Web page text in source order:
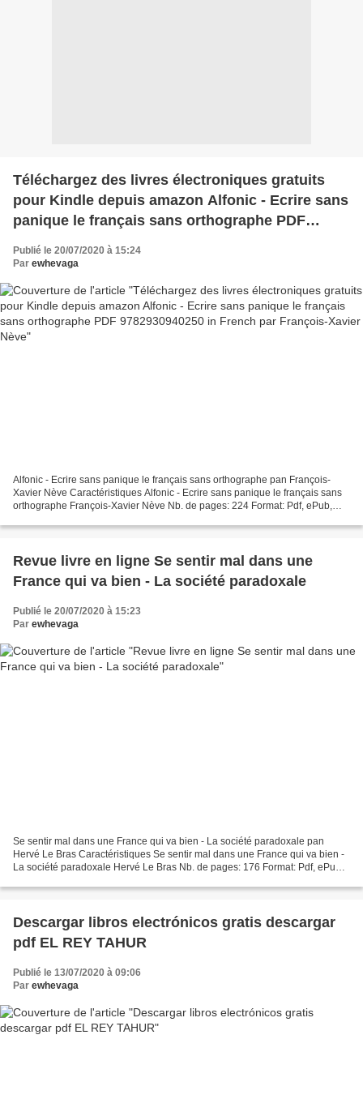
Téléchargez des livres électroniques gratuits
pour Kindle depuis amazon Alfonic - Ecrire sans
panique le français sans orthographe PDF
Nève
Publié le 20/07/2020 à 15:24
Par ewhevaga
Alfonic - Ecrire sans panique le français sans orthographe pan François-
Xavier Nève Caractéristiques Alfonic - Ecrire sans panique le français sans
orthographe François-Xavier Nève Nb. de pages: 224 Format: Pdf, ePub,
Revue livre en ligne Se sentir mal dans une
France qui va bien - La société paradoxale
Publié le 20/07/2020 à 15:23
Par ewhevaga
Se sentir mal dans une France qui va bien - La société paradoxale pan
Hervé Le Bras Caractéristiques Se sentir mal dans une France qui va bien -
La société paradoxale Hervé Le Bras Nb. de pages: 176 Format: Pdf, ePub,
Descargar libros electrónicos gratis descargar
pdf EL REY TAHUR
Publié le 13/07/2020 à 09:06
Par ewhevaga